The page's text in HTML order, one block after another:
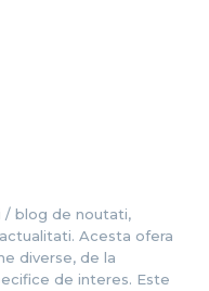
/ blog de noutati,
Acesta ofera
diverse, de la
de interes. Este